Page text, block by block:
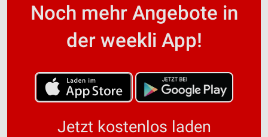
Noch mehr Angebote in
der weekli App!
Jetzt kostenlos laden